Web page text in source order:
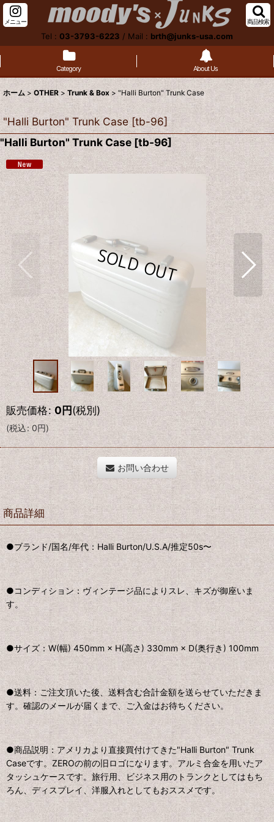
メニュー
Tel : 03-3793-6223 / Mail : brth@junks-usa.com
商品検索
Category About Us
ホーム > OTHER > Trunk & Box > "Halli Burton" Trunk Case
"Halli Burton" Trunk Case [tb-96]
"Halli Burton" Trunk Case[tb-96]
販売価格: 0円(税別)
(税込: 0円)
お問い合わせ
商品詳細
●ブランド/国名/年代：Halli Burton/U.S.A/推定50s〜
●コンディション：ヴィンテージ品によりスレ、キズが御座いま
す。
●サイズ：W(幅) 450mm × H(高さ) 330mm × D(奥行き) 100mm
●送料：ご注文頂いた後、送料含む合計金額を送らせていただきま
す。確認のメールが届くまで、ご入金はお待ちください。
●商品説明：アメリカより直接買付けてきた"Halli Burton" Trunk
Caseです。ZEROの前の旧ロゴになります。アルミ合金を用いたア
タッシュケースです。旅行用、ビジネス用のトランクとしてはもち
ろん、ディスプレイ、洋服入れとしてもおススメです。